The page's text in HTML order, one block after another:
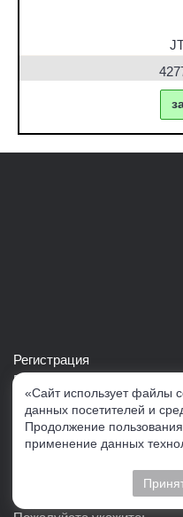
Регистрация
Войти в свой аккаунт
Скачать каталог
Следите за нами
«Сайт использует файлы
данных посетителей и
Продолжение
применение данных